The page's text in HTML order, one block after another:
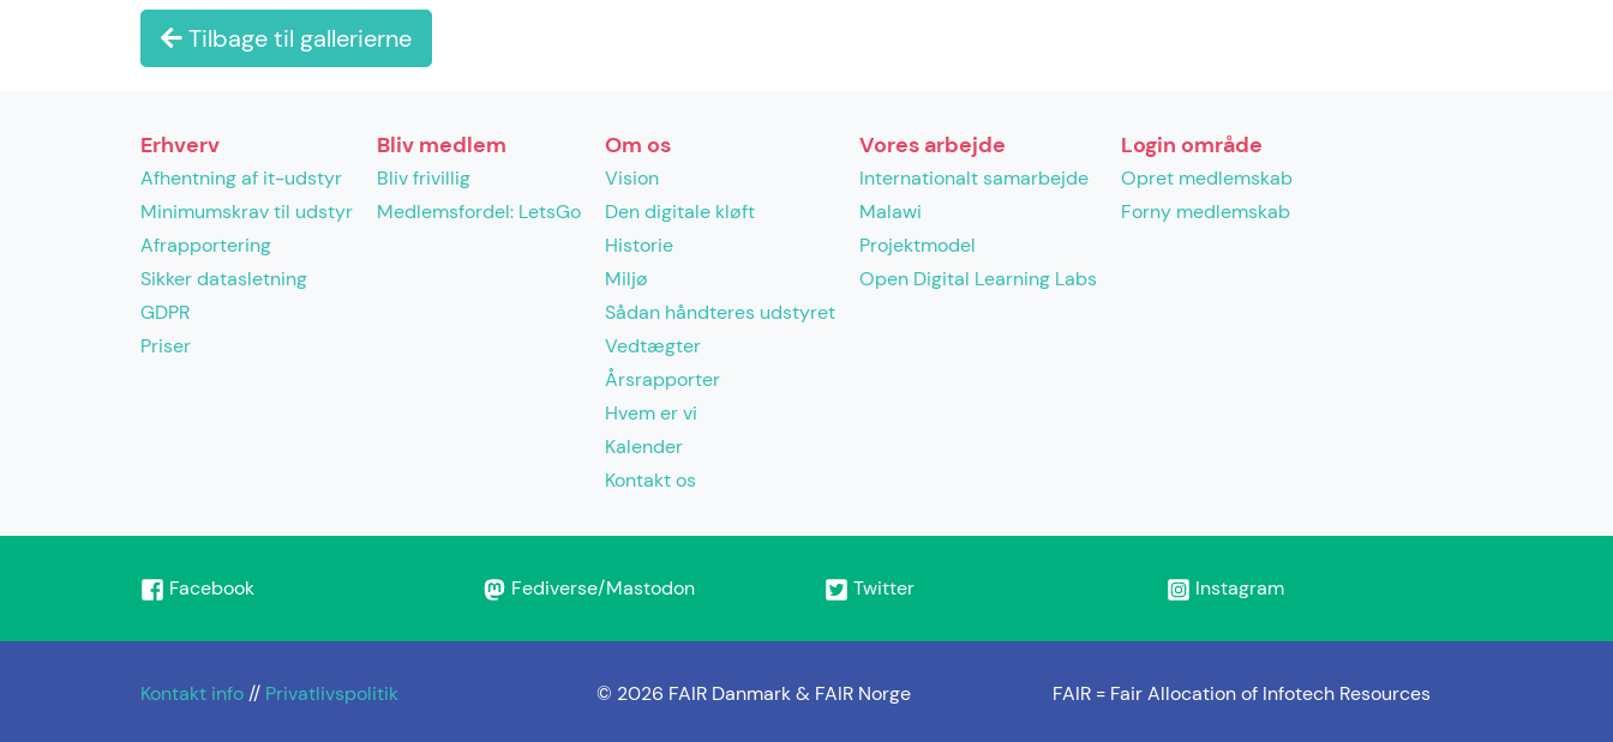
Tilbage til gallerierne
Erhverv
Afhentning af it-udstyr
Minimumskrav til udstyr
Afrapportering
Sikker datasletning
GDPR
Priser
Bliv medlem
Bliv frivillig
Medlemsfordel: LetsGo
Om os
Vision
Den digitale kløft
Historie
Miljø
Sådan håndteres udstyret
Vedtægter
Årsrapporter
Hvem er vi
Kalender
Kontakt os
Vores arbejde
Internationalt samarbejde
Malawi
Projektmodel
Open Digital Learning Labs
Login område
Opret medlemskab
Forny medlemskab
Facebook Fediverse/Mastodon Twitter Instagram
Kontakt info // Privatlivspolitik © 2026 FAIR Danmark & FAIR Norge FAIR = Fair Allocation of Infotech Resources